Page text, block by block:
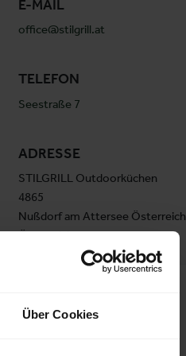
Über Cookies
E-MAIL
office@stilgrill.at
TELEFON
Seestraße 7
ADRESSE
STILGRILL Outdoorküchen
4865
Nußdorf am Attersee Österreich
Österreich